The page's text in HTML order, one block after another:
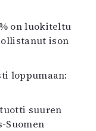
on luokiteltu
ison
loppumaan:
suuren
Suomen